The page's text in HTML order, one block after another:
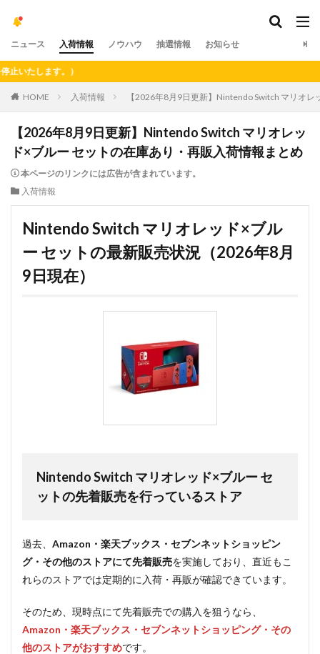
ニュース 入荷情報 ノウハウ 抽選情報 お知らせ
）
HOME 入荷情報 【2026年8月9日更新】Nintendo Switch マリオ
【2026年8月9日更新】Nintendo Switch マリオレッ
ド×ブルー セットの在庫あり・再販入荷情報まとめ
本ページのリンクには広告が含まれています。
入荷情報
Nintendo Switch マリオレッド×ブル
ー セットの最新販売状況（2026年8月
9日現在）
Nintendo Switch マリオレッド×ブルー セ
ットの先着販売を行っているストア
過去、 Amazon・楽天ブックス・セブンネットショッピン
グ・その他のストアにて先着販売を実施しており、直近もこ
れらのストアでは定期的に入荷・再販が確認できています。
そのため、現時点にて先着販売での購入を狙うなら、
Amazon・楽天ブックス・セブンネットショッピング・その
他のストアがおすすめです。